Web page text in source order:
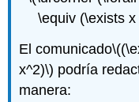
\equiv (\exists
El comunicado
x^2)\) podría
manera: